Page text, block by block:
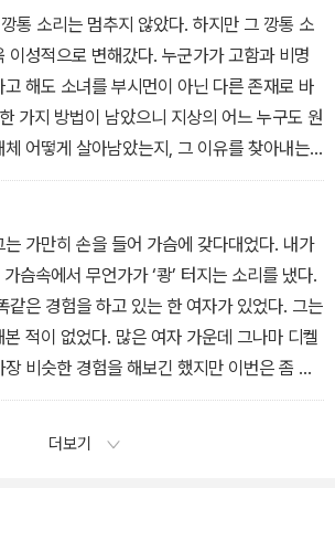
통 소리는 멈추지 않았다. 하지만 그 깡통 소
이성적으로 변해갔다. 누군가가 고함과 비명
해도 소녀를 부시먼이 아닌 다른 존재로 바
가지 방법이 남았으니 지상의 어느 누구도 원
어떻게 살아남았는지, 그 이유를 찾아내는
시먼을 바츠와나의 노예나 개 취급을 할 때
하지 않았다. 소녀는 그 숙제를 풀어야만 했
가만히 손을 들어 가슴에 갖다대었다. 내가
슴속에서 무언가가 ‘쾅’ 터지는 소리를 냈다.
같은 경험을 하고 있는 한 여자가 있었다. 그는
적이 없었다. 많은 여자 가운데 그나마 디켈
비슷한 경험을 해보긴 했지만 이번은 좀 달
그의 피를 끓게 만들었을 뿐이다. 허벅지가 다
낸 것 같은 느낌이었다. 마음속에 늘 있었지
더보기